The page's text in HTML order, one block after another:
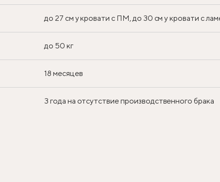
до 27 см у кровати с ПМ, до 30 см у кровати с
до 50 кг
18 месяцев
3 года на отсутствие производственного брака